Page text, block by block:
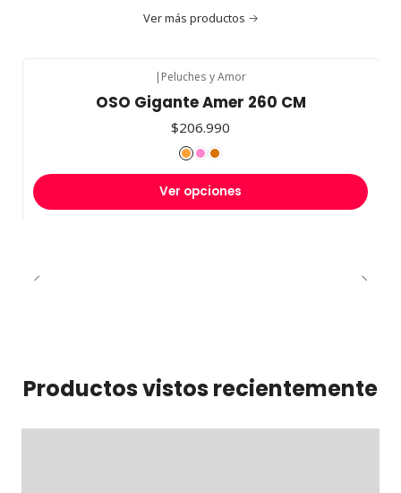
Ver más productos
| Peluches y Amor
OSO Gigante Amer 260 CM
$206.990
Ver opciones
Productos vistos recientemente